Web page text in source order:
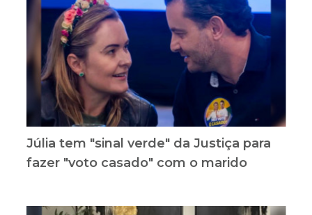
Júlia tem "sinal verde" da Justiça para
fazer "voto casado" com o marido